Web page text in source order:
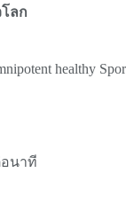
ลก
healthy
อนาที